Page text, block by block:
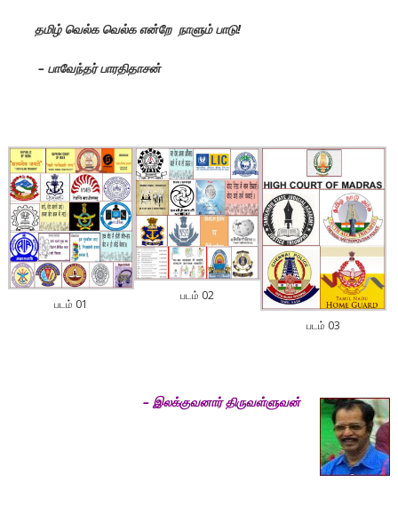
தமிழ் வெல்க வெல்க என்றே நாளும் பாடு!
– பாவேந்தர் பாரதிதாசன்
படம் 01
படம் 02
படம் 03
– இலக்குவனார் திருவள்ளுவன்